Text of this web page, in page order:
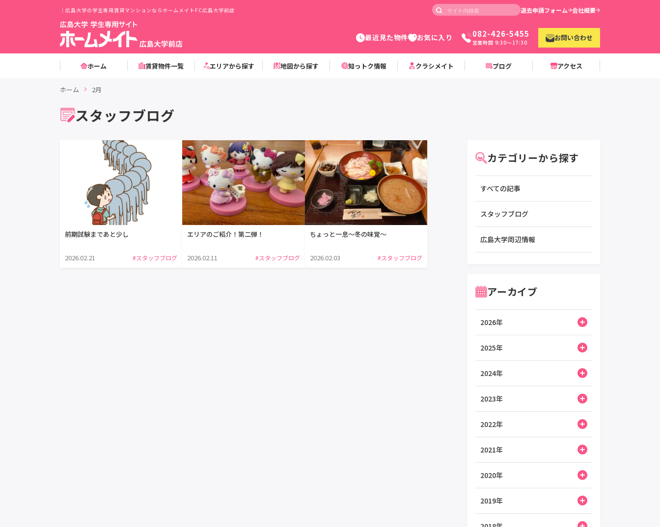
｜広島大学の学生専用賃貸マンションならホームメイトFC広島大学前店 退去申請フォーム 会社概要
最近見た物件 お気に入り 082-426-5455
営業時間 9:30〜17:30
お問い合わせ
ホーム 賃貸物件一覧 エリアから探す 地図から探す 知っトク情報 クラシメイト ブログ アクセス
ホーム 2月
スタッフブログ
前期試験まであと少し
2026.02.21 #スタッフブログ
エリアのご紹介！第二弾！
2026.02.11 #スタッフブログ
ちょっと一息～冬の味覚～
2026.02.03 #スタッフブログ
カテゴリーから探す
すべての記事
スタッフブログ
広島大学周辺情報
アーカイブ
2026年
2025年
2024年
2023年
2022年
2021年
2020年
2019年